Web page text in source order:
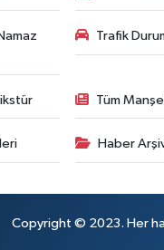
Trafik
Tüm
Haber
Copyright © 2023. Her